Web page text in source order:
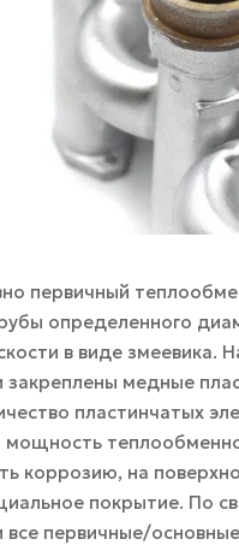
первичный
определенного
в виде змеевика.
закреплены медные
пластинчатых
коррозию, на
покрытие. По
все первичные/основные